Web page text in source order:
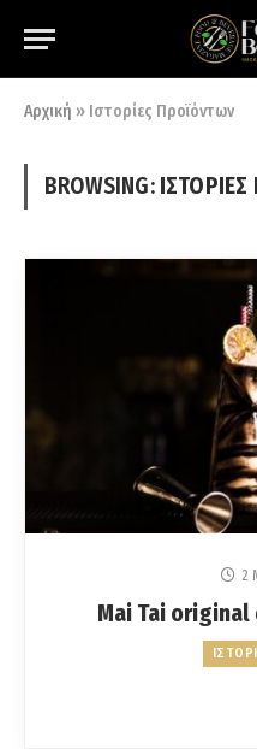
Αρχική » Ιστορίες Προϊόντων
BROWSING:
2
Mai Tai original